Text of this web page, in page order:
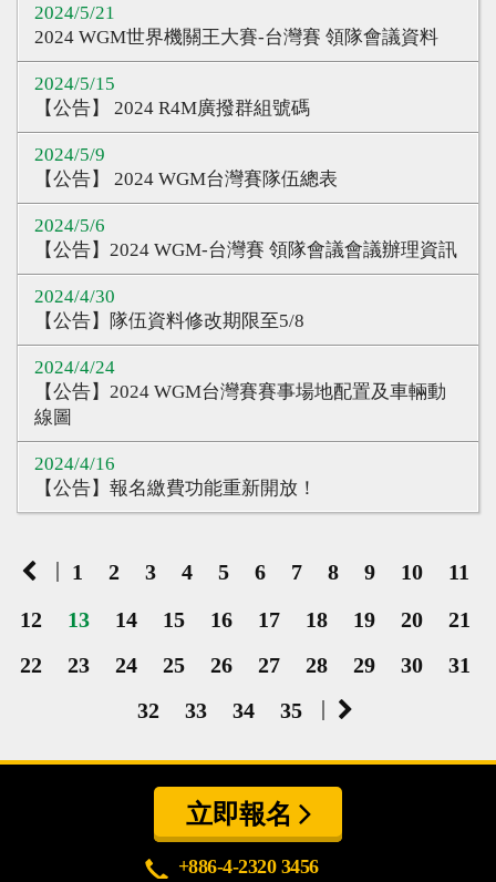
CQ認證
教師認證
認證查詢
參賽證明
2024/5/21
2024 WGM世界機關王大賽-台灣賽 領隊會議資料
2024/5/15
【公告】 2024 R4M廣撥群組號碼
2024/5/9
【公告】 2024 WGM台灣賽隊伍總表
2024/5/6
【公告】2024 WGM-台灣賽 領隊會議會議辦理資訊
2024/4/30
【公告】隊伍資料修改期限至5/8
2024/4/24
【公告】2024 WGM台灣賽賽事場地配置及車輛動
線圖
2024/4/16
【公告】報名繳費功能重新開放！
| 1 2 3 4 5 6 7 8 9 10
11
12
13 14 15 16 17 18 19 20
21
22
23 24 25 26 27 28 29 30
31
32
33 34 35 |
立即報名
+886-4-2320 3456